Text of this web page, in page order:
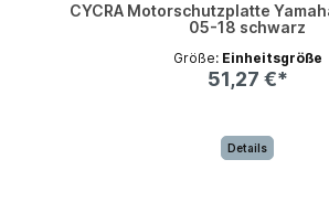
CYCRA Motorschutzplatte
05-18 schwarz
Größe: Einheitsgröße
51,27 €*
Details